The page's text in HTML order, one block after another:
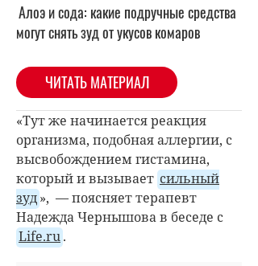
Алоэ и сода: какие подручные средства
могут снять зуд от укусов комаров
ЧИТАТЬ МАТЕРИАЛ
«Тут же начинается реакция
организма, подобная аллергии, с
высвобождением гистамина,
который и вызывает сильный
зуд», — поясняет терапевт
Надежда Чернышова в беседе с
Life.ru.